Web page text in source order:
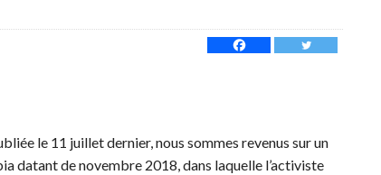
le 11 juillet dernier, nous sommes revenus sur un
datant de novembre 2018, dans laquelle l’activiste